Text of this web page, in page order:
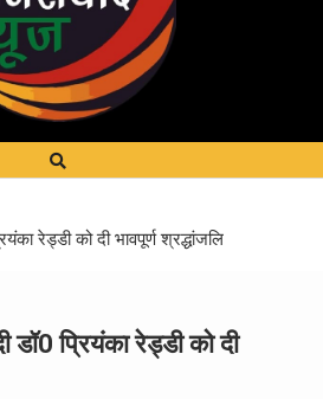
रेड्डी को दी भावपूर्ण श्रद्धांजलि
डॉ0 प्रियंका रेड्डी को दी